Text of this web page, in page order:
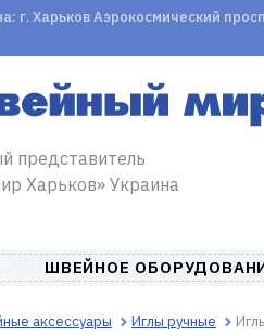
г. Харьков Аэрокосмический
представитель
Харьков» Украина
ШВЕЙНОЕ
аксессуары Иглы ручные